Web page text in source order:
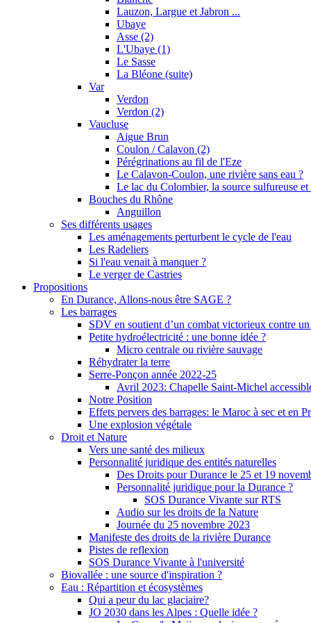
Lauzon, Largue et Jabron ...
Ubaye
Asse (2)
L'Ubaye (1)
Le Sasse
La Bléone (suite)
Var
Verdon
Verdon (2)
Vaucluse
Aigue Brun
Coulon / Calavon (2)
Pérégrinations au fil de l'Eze
Le Calavon-Coulon, une rivière sans eau ?
Le lac du Colombier, la source sulfureuse
Bouches du Rhône
Anguillon
Ses différents usages
Les aménagements perturbent le cycle de l'eau
Les Radeliers
Si l'eau venait à manquer ?
Le verger de Castries
Propositions
En Durance, Allons-nous être SAGE ?
Les barrages
SDV en soutient d’un combat victorieux contre un
Petite hydroélectricité : une bonne idée ?
Micro centrale ou rivière sauvage
Réhydrater la terre
Serre-Ponçon année 2022-25
Avril 2023: Chapelle Saint-Michel
Notre Position
Effets pervers des barrages: le Maroc à sec et en
Une explosion végétale
Droit et Nature
Vers une santé des milieux
Personnalité juridique des entités naturelles
Des Droits pour Durance le 25 et 19
Personnalité juridique pour la Durance ?
SOS Durance Vivante sur RTS
Audio sur les droits de la Nature
Journée du 25 novembre 2023
Manifeste des droits de la rivière Durance
Pistes de reflexion
SOS Durance Vivante à l'université
Biovallée : une source d'inspiration ?
Eau : Répartition et écosystèmes
Qui a peur du lac glaciaire?
JO 2030 dans les Alpes : Quelle idée ?